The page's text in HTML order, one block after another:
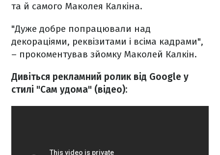
та й самого Маколея Калкіна.
"Дуже добре попрацювали над
декораціями, реквізитами і всіма кадрами",
– прокоментував зйомку Маколей Калкін.
Дивіться рекламний ролик від Google у
стилі "Сам удома" (відео):